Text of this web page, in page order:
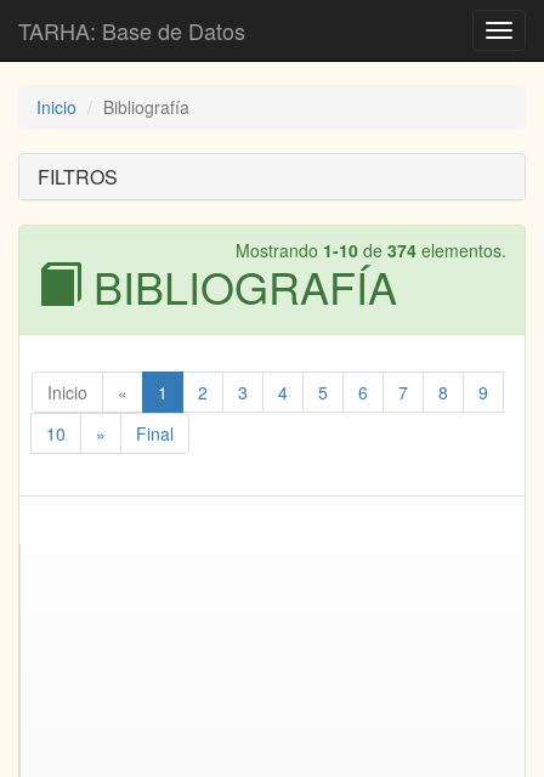
TARHA: Base de Datos
Inicio Bibliografía
FILTROS
Mostrando 1-10 de 374 elementos.
BIBLIOGRAFÍA
Inicio « 1 2 3 4 5 6 7 8
9
10
» Final